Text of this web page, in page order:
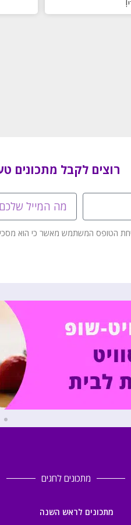
רוצים לקבל מתכונים
הטופס המשתמש מאשר כי הוא
מתכונים לחגים
מתכונים לראש השנה